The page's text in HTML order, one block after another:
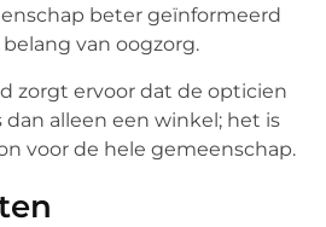
beter geïnformeerd
van oogzorg.
zorgt ervoor dat de opticien
alleen een winkel; het is
voor de hele gemeenschap.